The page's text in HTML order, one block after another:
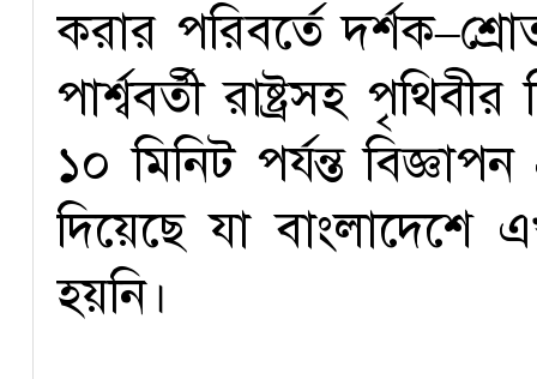
করার পরিবর্তে
পার্শ্ববর্তী রাষ্ট্রসহ
১০ মিনিট পর্যন্ত
দিয়েছে যা বাংলাদেশে
হয়নি।